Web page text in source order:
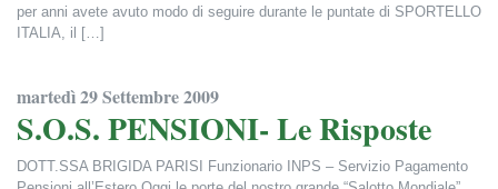
per anni avete avuto modo di seguire durante le puntate di SPORTELLO
ITALIA, il […]
martedì 29 Settembre 2009
S.O.S. PENSIONI- Le Risposte
DOTT.SSA BRIGIDA PARISI Funzionario INPS – Servizio Pagamento